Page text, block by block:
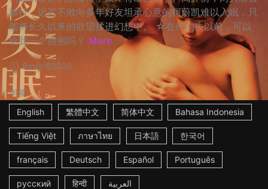
旅行，迟迟不敢向多年好友坦承心意的柯蔚凯难以入眠，只
能将长久以来的欲望揉进幻想中。 ☆在你消失以前，可以
给我一个拥抱吗？ More
8m台湾2020
字幕
English
繁體中文 简体中文 Bahasa Indonesia
Tiếng Việt ภาษาไทย 日本語 한국어
français Deutsch Español Português
русский हिन्दी العربية